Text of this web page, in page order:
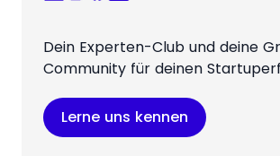
Dein Experten-Club und deine
Community für deinen
Lerne uns kennen